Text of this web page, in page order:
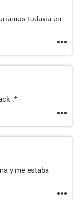
todavia en
:*
y me estaba